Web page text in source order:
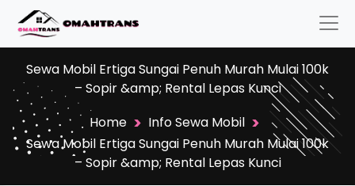
Sewa Mobil Ertiga Sungai Penuh Murah Mulai 100k
– Sopir &amp; Rental Lepas Kunci
Home > Info Sewa Mobil >
Sewa Mobil Ertiga Sungai Penuh Murah Mulai 100k
– Sopir &amp; Rental Lepas Kunci